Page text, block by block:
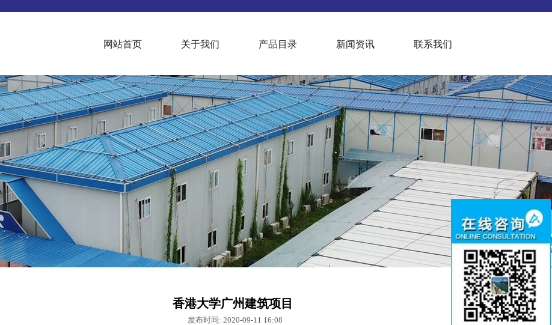
网站首页 关于我们 产品目录 新闻资讯 联系我们
香港大学广州建筑项目
发布时间: 2020-09-11 16:08